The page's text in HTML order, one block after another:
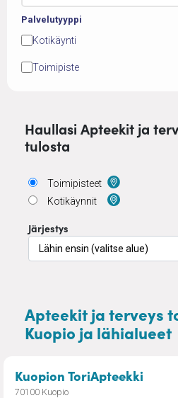
Palvelutyyppi
Kotikäynti
Toimipiste
Haullasi Apteekit ja
tulosta
Toimipisteet
Kotikäynnit
Järjestys
Apteekit ja terveys
Kuopio ja lähialueet
Kuopion ToriApteekki
70100 Kuopio